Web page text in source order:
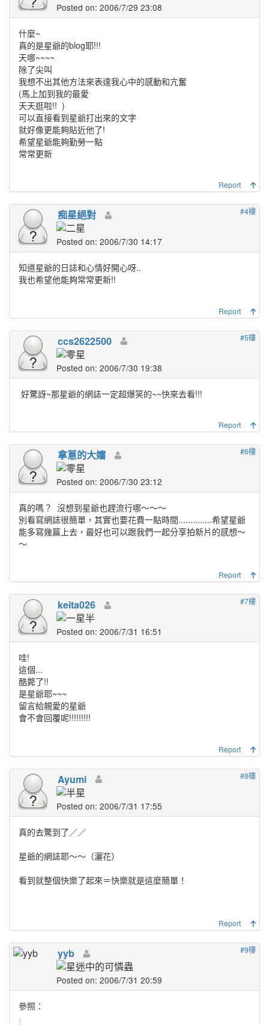
Posted on: 2006/7/29 23:08
什麼~
真的是星爺的blog耶!!!
天哪~~~~
除了尖叫
我想不出其他方法來表達我心中的感動和亢奮
(馬上加到我的最愛
天天逛啦!! )
可以直接看到星爺打出來的文字
就好像更能夠貼近他了!
希望星爺能夠勤勞一點
常常更新
Report
#4樓
痴星絕對
Posted on: 2006/7/30 14:17
知道星爺的日誌和心情好開心呀..
我也希望他能夠常常更新!!
Report
#5樓
ccs2622500
Posted on: 2006/7/30 19:38
好驚訝~那星爺的網誌一定超爆笑的~~快來去看!!!
Report
#6樓
拿蔥的大嬸
Posted on: 2006/7/30 23:12
真的嗎？ 沒想到星爺也趕流行哪～～～
別看寫網誌很簡單，其實也要花費一點時間..............希望星爺
能多寫幾篇上去，最好也可以跟我們一起分享拍新片的感想～
～
Report
#7樓
keita026
Posted on: 2006/7/31 16:51
哇!
這個...
酷斃了!!
是星爺耶~~~
留言給親愛的星爺
會不會回覆呢!!!!!!!!!
Report
#8樓
Ayumi
Posted on: 2006/7/31 17:55
真的去驚到了／／
星爺的網誌耶～～（灑花）
看到就整個快樂了起來＝快樂就是這麼簡單！
Report
#9樓
yyb
Posted on: 2006/7/31 20:59
參照：